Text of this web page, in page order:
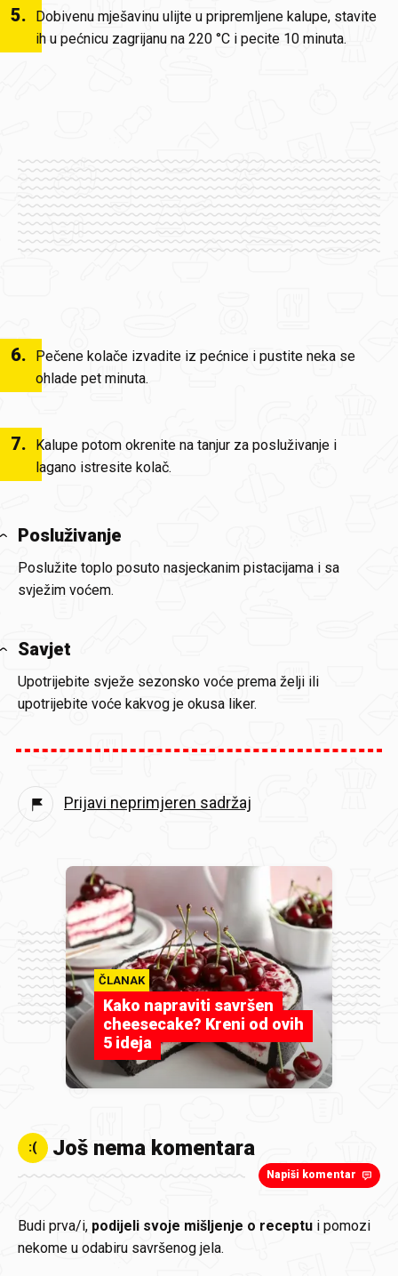
5.
Dobivenu mješavinu ulijte u pripremljene kalupe, stavite
ih u pećnicu zagrijanu na 220 °C i pecite 10 minuta.
6.
Pečene kolače izvadite iz pećnice i pustite neka se
ohlade pet minuta.
7.
Kalupe potom okrenite na tanjur za posluživanje i
lagano istresite kolač.
Posluživanje
Poslužite toplo posuto nasjeckanim pistacijama i sa
svježim voćem.
Savjet
Upotrijebite svježe sezonsko voće prema želji ili
upotrijebite voće kakvog je okusa liker.
Prijavi neprimjeren sadržaj
ČLANAK
Kako napraviti savršen
cheesecake? Kreni od ovih
5 ideja
:( Još nema komentara
Napiši komentar
Budi prva/i, podijeli svoje mišljenje o receptu i pomozi
nekome u odabiru savršenog jela.